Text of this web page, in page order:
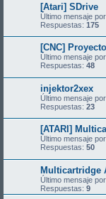
[Atari] SDrive
Último mensaje por
Respuestas: 175
[CNC]
Último mensaje por
Respuestas: 48
injektor2xex
Último mensaje por
Respuestas: 23
[ATARI]
Último mensaje por
Respuestas: 50
Multicartridge
Último mensaje por
Respuestas: 9